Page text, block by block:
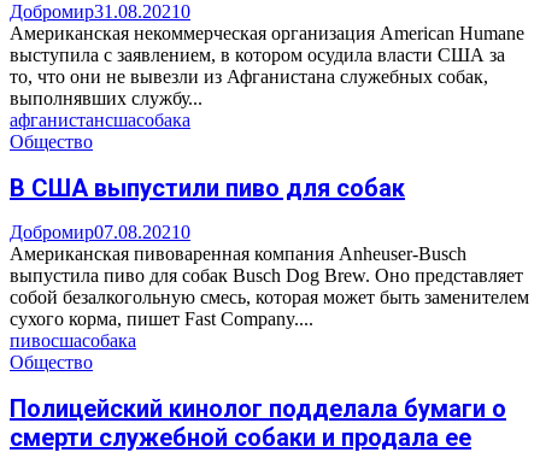
Добромир31.08.20210
Американская некоммерческая организация American Humane
выступила с заявлением, в котором осудила власти США за
то, что они не вывезли из Афганистана служебных собак,
выполнявших службу...
афганистансшасобака
Общество
В США выпустили пиво для собак
Добромир07.08.20210
Американская пивоваренная компания Anheuser-Busch
выпустила пиво для собак Busch Dog Brew. Оно представляет
собой безалкогольную смесь, которая может быть заменителем
сухого корма, пишет Fast Company....
пивосшасобака
Общество
Полицейский кинолог подделала бумаги о
смерти служебной собаки и продала ее